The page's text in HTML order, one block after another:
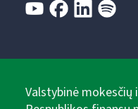
Valstybinė mokesčių